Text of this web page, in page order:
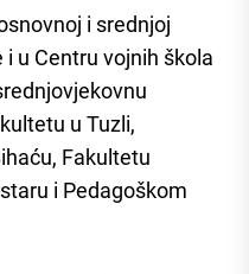
i srednjoj
u Centru vojnih škola
u Tuzli,
Fakultetu
i Pedagoškom